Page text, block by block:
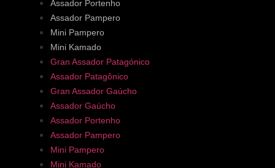
Assador Portenho
Assador Pampero
Mini Pampero
Mini Kamado
Gran Assador Patagónico
Assador Patagônico
Gran Assador Gaúcho
Assador Gaúcho
Assador Portenho
Assador Pampero
Mini Pampero
Mini Kamado